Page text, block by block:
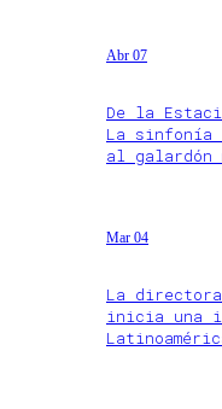
Abr 07
De la
La sinfonía
al galardón
Mar 04
La
inicia una